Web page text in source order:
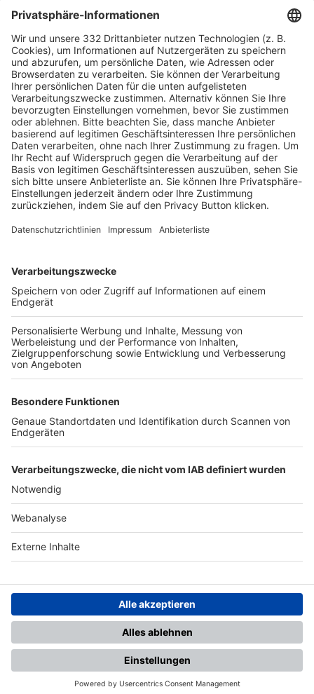
HÄUFIG BESUCHTE SEITEN
Pässe und Vereinswechsel
Trainerausbildung
Schulungsangebot Vereinsmitarbeiter
BFV-Geschäftsstellen
Trainerbörse
Login SpielPlus
FOLGE DEM BFV
TOP-VEREINE
TOP-PARTNER
Nutzungsbedingungen Datenschutz Impressum